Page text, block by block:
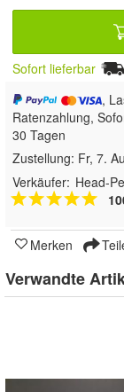
Sofort lieferbar
,
Ratenzahlung,
30 Tagen
Zustellung: Fr, 7.
Verkäufer: Head-
Merken
Verwandte